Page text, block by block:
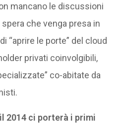
mancano le discussioni
che venga presa in
“aprire le porte” del cloud
privati coinvolgibili,
co-abitate da
2014 ci porterà i primi